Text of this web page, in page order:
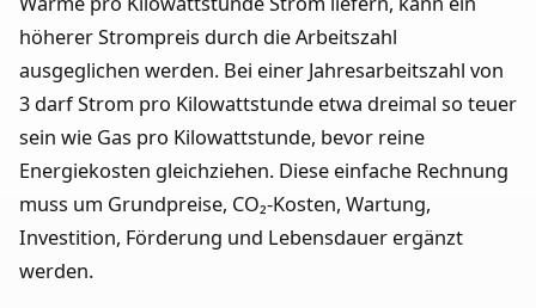
höherer Strompreis durch die Arbeitszahl
ausgeglichen werden. Bei einer Jahresarbeitszahl von
3 darf Strom pro Kilowattstunde etwa dreimal so teuer
sein wie Gas pro Kilowattstunde, bevor reine
Energiekosten gleichziehen. Diese einfache Rechnung
muss um Grundpreise, CO₂-Kosten, Wartung,
Investition, Förderung und Lebensdauer ergänzt
werden.